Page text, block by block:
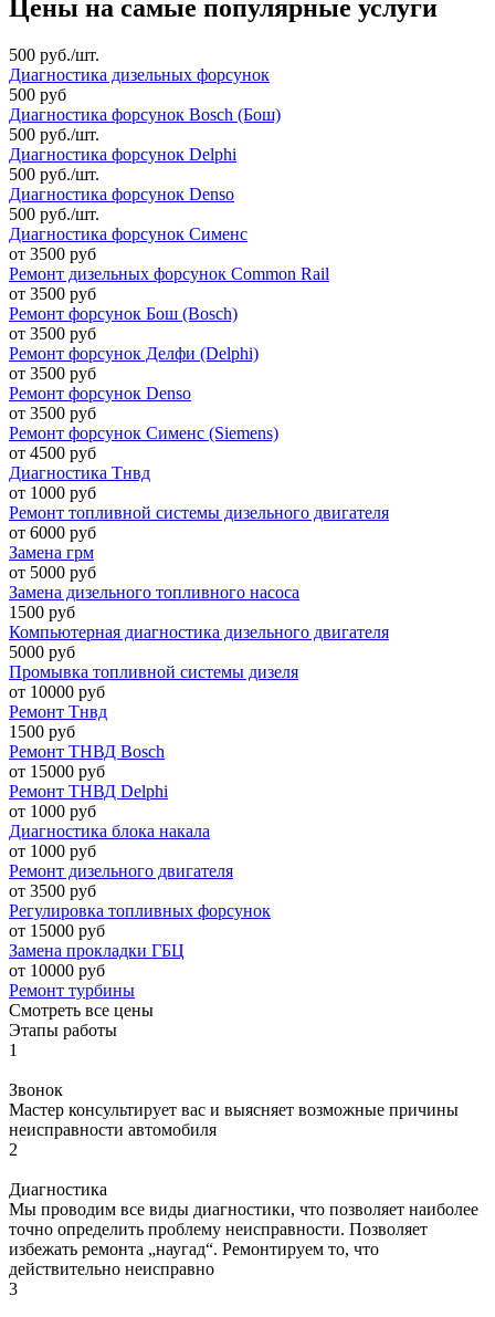
Цены на самые популярные услуги
500 руб./шт.
Диагностика дизельных форсунок
500 руб
Диагностика форсунок Bosch (Бош)
500 руб./шт.
Диагностика форсунок Delphi
500 руб./шт.
Диагностика форсунок Denso
500 руб./шт.
Диагностика форсунок Сименс
от 3500 руб
Ремонт дизельных форсунок Common Rail
от 3500 руб
Ремонт форсунок Бош (Bosch)
от 3500 руб
Ремонт форсунок Делфи (Delphi)
от 3500 руб
Ремонт форсунок Denso
от 3500 руб
Ремонт форсунок Сименс (Siemens)
от 4500 руб
Диагностика Тнвд
от 1000 руб
Ремонт топливной системы дизельного двигателя
от 6000 руб
Замена грм
от 5000 руб
Замена дизельного топливного насоса
1500 руб
Компьютерная диагностика дизельного двигателя
5000 руб
Промывка топливной системы дизеля
от 10000 руб
Ремонт Тнвд
1500 руб
Ремонт ТНВД Bosch
от 15000 руб
Ремонт ТНВД Delphi
от 1000 руб
Диагностика блока накала
от 1000 руб
Ремонт дизельного двигателя
от 3500 руб
Регулировка топливных форсунок
от 15000 руб
Замена прокладки ГБЦ
от 10000 руб
Ремонт турбины
Смотреть все цены
Этапы работы
1
Звонок
Мастер консультирует вас и выясняет возможные причины
неисправности автомобиля
2
Диагностика
Мы проводим все виды диагностики, что позволяет наиболее
точно определить проблему неисправности. Позволяет
избежать ремонта „наугад“. Ремонтируем то, что
действительно неисправно
3